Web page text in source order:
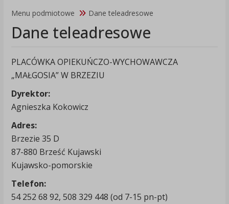
Menu podmiotowe Dane teleadresowe
Dane teleadresowe
PLACÓWKA OPIEKUŃCZO-WYCHOWAWCZA
„MAŁGOSIA” W BRZEZIU
Dyrektor:
Agnieszka Kokowicz
Adres:
Brzezie 35 D
87-880 Brześć Kujawski
Kujawsko-pomorskie
Telefon:
54 252 68 92, 508 329 448 (od 7-15 pn-pt)